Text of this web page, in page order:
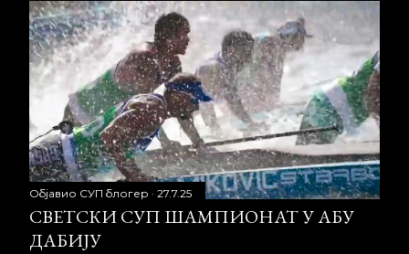
Објавио СУП блогер 27.7.25
СВЕТСКИ СУП ШАМПИОНАТ У АБУ
ДАБИЈУ